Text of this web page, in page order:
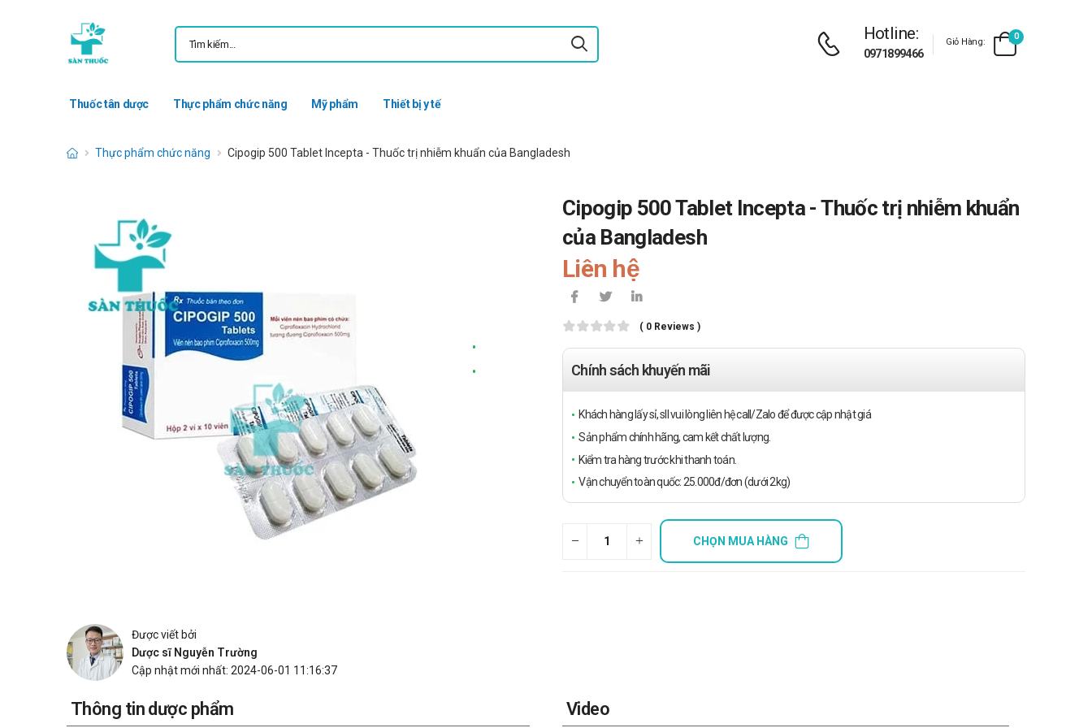
Hotline:
0971899466
Giỏ Hàng:
0
Thuốc tân dược Thực phẩm chức năng Mỹ phẩm Thiết bị y tế
Thực phẩm chức năng Cipogip 500 Tablet Incepta - Thuốc trị nhiễm khuẩn của Bangladesh
Cipogip 500 Tablet Incepta - Thuốc trị nhiễm khuẩn
của Bangladesh
Liên hệ
( 0 Reviews )
Chính sách khuyến mãi
Khách hàng lấy sỉ, sll vui lòng liên hệ call/Zalo để được cập nhật giá
Sản phẩm chính hãng, cam kết chất lượng.
Kiểm tra hàng trước khi thanh toán.
Vận chuyển toàn quốc: 25.000đ/đơn (dưới 2kg)
CHỌN MUA HÀNG
Được viết bởi
Dược sĩ Nguyễn Trường
Cập nhật mới nhất: 2024-06-01 11:16:37
Thông tin dược phẩm Video